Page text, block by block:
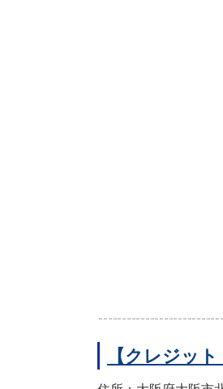
【クレジッ